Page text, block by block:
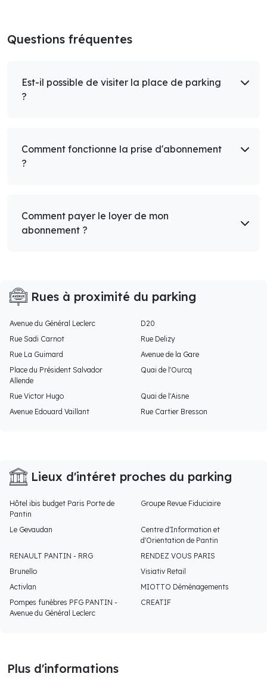
Questions fréquentes
Est-il possible de visiter la place de parking
?
Comment fonctionne la prise d'abonnement
?
Comment payer le loyer de mon
abonnement ?
Rues à proximité du parking
Avenue du Général Leclerc
D20
Rue Sadi Carnot
Rue Delizy
Rue La Guimard
Avenue de la Gare
Place du Président Salvador
Allende
Quai de l'Ourcq
Rue Victor Hugo
Quai de l'Aisne
Avenue Edouard Vaillant
Rue Cartier Bresson
Lieux d'intéret proches du parking
Hôtel ibis budget Paris Porte de
Pantin
Groupe Revue Fiduciaire
Le Gevaudan
Centre d'Information et
d'Orientation de Pantin
RENAULT PANTIN - RRG
RENDEZ VOUS PARIS
Brunello
Visiativ Retail
Activlan
MIOTTO Déménagements
Pompes funèbres PFG PANTIN -
Avenue du Général Leclerc
CREATIF
Plus d'informations